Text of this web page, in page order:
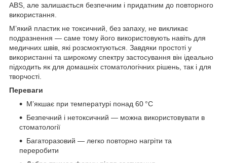
ABS, але залишається безпечним і придатним до повторного
використання.
М’який пластик не токсичний, без запаху, не викликає
подразнення — саме тому його використовують навіть для
медичних швів, які розсмоктуються. Завдяки простоті у
використанні та широкому спектру застосування він ідеально
підходить як для домашніх стоматологічних рішень, так і для
творчості.
Переваги
М’якшає при температурі понад 60 °C
Безпечний і нетоксичний — можна використовувати в
стоматології
Багаторазовий — легко повторно нагріти та
переробити